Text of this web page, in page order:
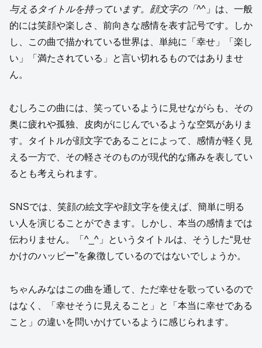
与えるタイトルを持っています。顔文字の「^^」は、一般
的には笑顔や楽しさ、前向きな感情を表す記号です。しか
し、この曲で描かれている世界は、単純に「幸せ」「楽し
い」「満たされている」と言い切れるものではありませ
ん。
むしろこの曲には、笑っているように見せながらも、その
奥に疲れや孤独、皮肉がにじんでいるような空気がありま
す。タイトルが顔文字であることによって、感情が軽く見
える一方で、その軽さそのものが現代的な痛みを表してい
るとも考えられます。
SNSでは、笑顔の絵文字や顔文字を使えば、簡単に明る
い人を演じることができます。しかし、本当の感情までは
伝わりません。「^_^」というタイトルは、そうした“見せ
かけのハッピー”を象徴しているのではないでしょうか。
ちゃんみなはこの曲を通して、ただ幸せを歌っているので
はなく、「幸せそうに見えること」と「本当に幸せである
こと」の違いを問いかけているように感じられます。